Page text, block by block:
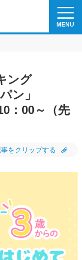
MENU
ング
ン」
：00～（先
をクリップする